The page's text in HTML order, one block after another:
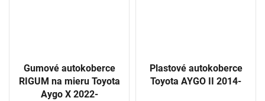
Gumové autokoberce
RIGUM na mieru Toyota
Aygo X 2022-
Plastové autokoberce
Toyota AYGO II 2014-